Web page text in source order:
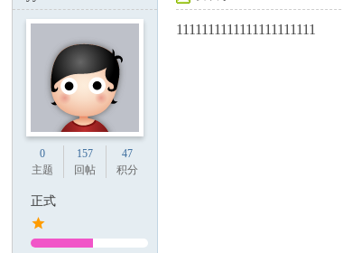
0
主题
157
回帖
47
积分
正式
1111111111111111111111